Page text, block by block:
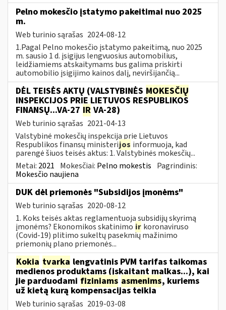
Pelno mokesčio įstatymo pakeitimai nuo 2025
m.
Web turinio sąrašas 2024-08-12
1.Pagal Pelno mokesčio įstatymo pakeitimą, nuo 2025
m. sausio 1 d. įsigijus lengvuosius automobilius,
leidžiamiems atskaitymams bus galima priskirti
automobilio įsigijimo kainos dalį, neviršijančią...
DĖL TEISĖS AKTŲ (VALSTYBINĖS MOKESČIŲ
INSPEKCIJOS PRIE LIETUVOS RESPUBLIKOS
FINANSŲ...VA-27 IR VA-28)
Web turinio sąrašas 2021-04-13
Valstybinė mokesčių inspekcija prie Lietuvos
Respublikos finansų ministerijos informuoja, kad
parengė šiuos teisės aktus: 1. Valstybinės mokesčių...
Metai: 2021 Mokesčiai: Pelno mokestis Pagrindinis:
Mokesčio naujiena
DUK dėl priemonės "Subsidijos įmonėms"
Web turinio sąrašas 2020-08-12
1. Koks teisės aktas reglamentuoja subsidijų skyrimą
įmonėms? Ekonomikos skatinimo ir koronaviruso
(Covid-19) plitimo sukeltų pasekmių mažinimo
priemonių plano priemonės...
Kokia tvarka lengvatinis PVM tarifas taikomas
medienos produktams (įskaitant malkas...), kai
jie parduodami fiziniams asmenims, kuriems
už kietą kurą kompensacijas teikia
Web turinio sąrašas 2019-03-08